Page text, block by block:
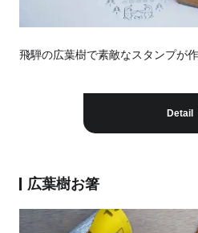
飛騨の広葉樹で素敵なスタンプが
Detail
広葉樹お箸